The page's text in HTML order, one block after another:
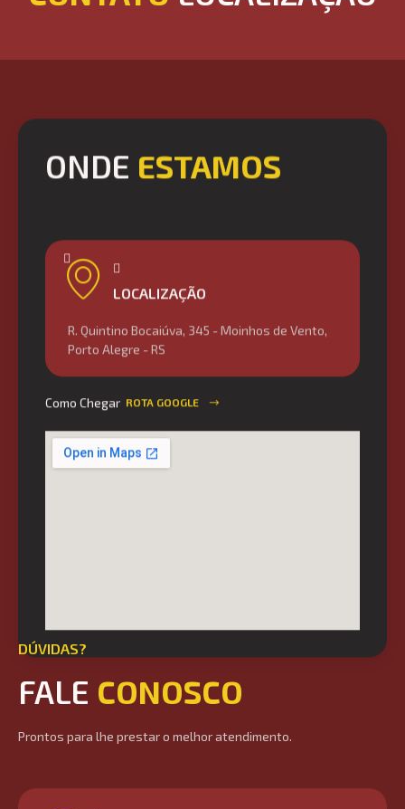
ONDE ESTAMOS
LOCALIZAÇÃO
Porto Alegre - RS
DÚVIDAS?
FALE CONOSCO
Prontos para lhe prestar o melhor atendimento.